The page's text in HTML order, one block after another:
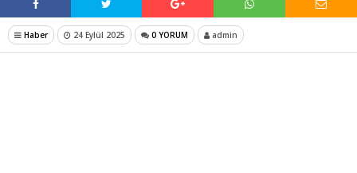
Haber 24 Eylül 2025 0 YORUM admin